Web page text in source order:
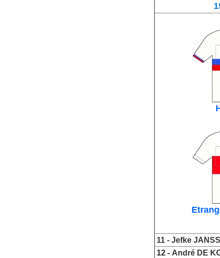
11 - Jefke
12 - André DE